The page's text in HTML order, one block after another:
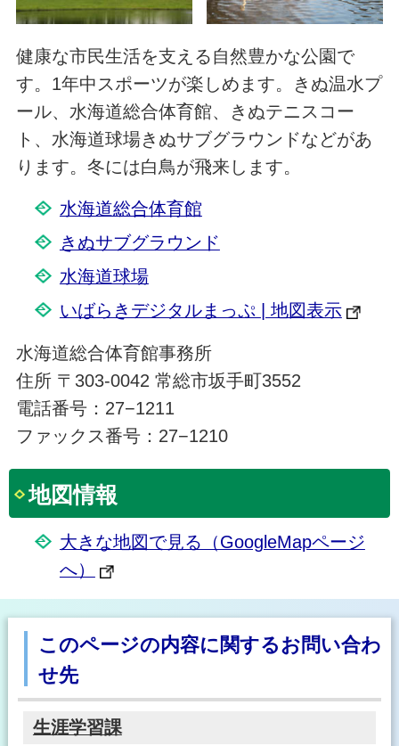
健康な市民生活を支える自然豊かな公園で
す。1年中スポーツが楽しめます。きぬ温水プ
ール、水海道総合体育館、きぬテニスコー
ト、水海道球場きぬサブグラウンドなどがあ
ります。冬には白鳥が飛来します。
水海道総合体育館
きぬサブグラウンド
水海道球場
いばらきデジタルまっぷ | 地図表示
水海道総合体育館事務所
住所 〒303-0042 常総市坂手町3552
電話番号：27−1211
ファックス番号：27−1210
地図情報
大きな地図で見る（GoogleMapページ
へ）
このページの内容に関するお問い合わ
せ先
生涯学習課